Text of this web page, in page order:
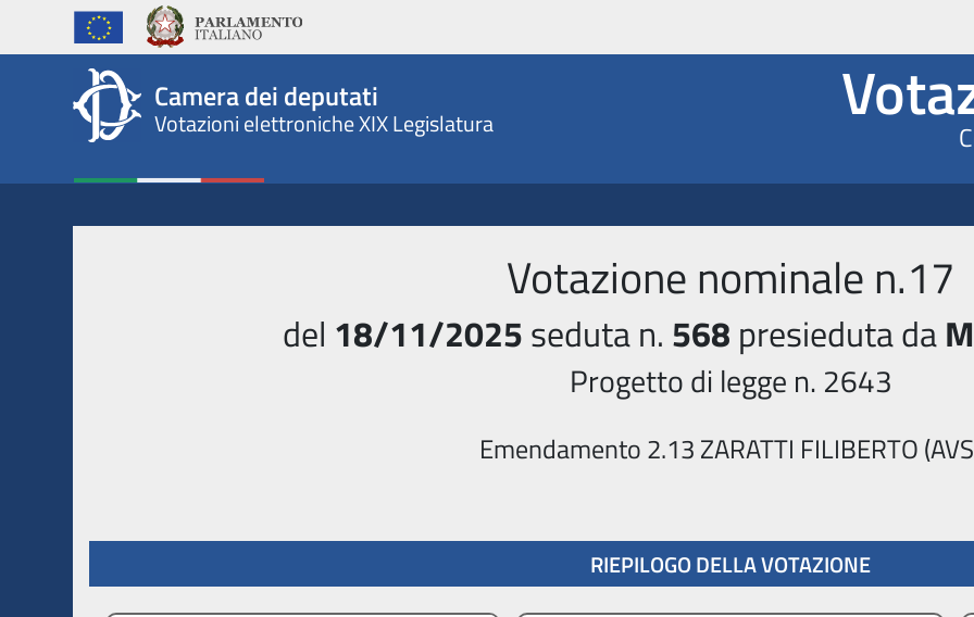
Camera dei deputati - Votazioni elettroniche XIX
Camera dei deputati
Votazioni elettroniche XIX Legislatura
Votazione nominale n.17
del 18/11/2025seduta n. 568 presieduta da
Progetto di legge n. 2643
Emendamento 2.13 ZARATTI FILIBERTO
RIEPILOGO DELLA VOTAZIONE